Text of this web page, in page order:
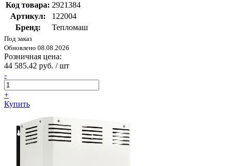
Код товара: 2921384
Артикул:
122004
Бренд:
Тепломаш
Под заказ
Обновлено 08.08.2026
Розничная цена:
44 585.42 руб. / шт
-
+
Купить